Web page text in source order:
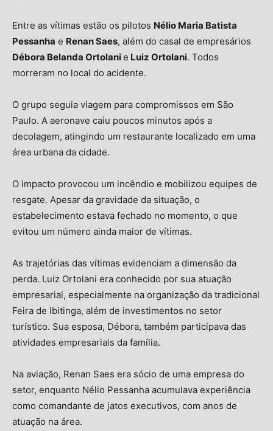
Entre as vítimas estão os pilotos Nélio Maria Batista
Pessanha e Renan Saes, além do casal de empresários
Débora Belanda Ortolanie Luiz Ortolani. Todos
morreram no local do acidente.
O grupo seguia viagem para compromissos em São
Paulo. A aeronave caiu poucos minutos após a
decolagem, atingindo um restaurante localizado em uma
área urbana da cidade.
O impacto provocou um incêndio e mobilizou equipes de
resgate. Apesar da gravidade da situação, o
estabelecimento estava fechado no momento, o que
evitou um número ainda maior de vítimas.
As trajetórias das vítimas evidenciam a dimensão da
perda. Luiz Ortolani era conhecido por sua atuação
empresarial, especialmente na organização da tradicional
Feira de Ibitinga, além de investimentos no setor
turístico. Sua esposa, Débora, também participava das
atividades empresariais da família.
Na aviação, Renan Saes era sócio de uma empresa do
setor, enquanto Nélio Pessanha acumulava experiência
como comandante de jatos executivos, com anos de
atuação na área.